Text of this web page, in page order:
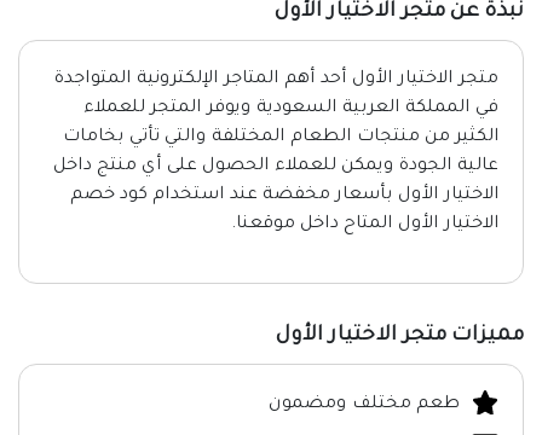
نبذة عن متجر الاختيار الأول
متجر الاختيار الأول أحد أهم المتاجر الإلكترونية المتواجدة
في المملكة العربية السعودية ويوفر المتجر للعملاء
الكثير من منتجات الطعام المختلفة والتي تأتي بخامات
عالية الجودة ويمكن للعملاء الحصول على أي منتج داخل
الاختيار الأول بأسعار مخفضة عند استخدام كود خصم
الاختيار الأول المتاح داخل موقعنا.
مميزات متجر الاختيار الأول
طعم مختلف ومضمون